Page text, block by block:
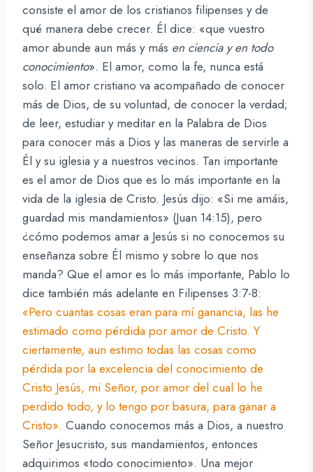
consiste el amor de los cristianos filipenses y de
qué manera debe crecer. Él dice: «que vuestro
amor abunde aun más y más en ciencia y en todo
conocimiento». El amor, como la fe, nunca está
solo. El amor cristiano va acompañado de conocer
más de Dios, de su voluntad, de conocer la verdad;
de leer, estudiar y meditar en la Palabra de Dios
para conocer más a Dios y las maneras de servirle a
Él y su iglesia y a nuestros vecinos. Tan importante
es el amor de Dios que es lo más importante en la
vida de la iglesia de Cristo. Jesús dijo: «Si me amáis,
guardad mis mandamientos» (Juan 14:15), pero
¿cómo podemos amar a Jesús si no conocemos su
enseñanza sobre Él mismo y sobre lo que nos
manda? Que el amor es lo más importante, Pablo lo
dice también más adelante en Filipenses 3:7-8:
«Pero cuantas cosas eran para mí ganancia, las he
estimado como pérdida por amor de Cristo. Y
ciertamente, aun estimo todas las cosas como
pérdida por la excelencia del conocimiento de
Cristo Jesús, mi Señor, por amor del cual lo he
perdido todo, y lo tengo por basura, para ganar a
Cristo». Cuando conocemos más a Dios, a nuestro
Señor Jesucristo, sus mandamientos, entonces
adquirimos «todo conocimiento». Una mejor